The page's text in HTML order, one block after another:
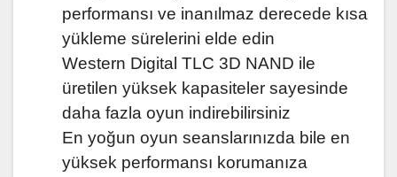
performansı ve inanılmaz derecede kısa
yükleme sürelerini elde edin
Western Digital TLC 3D NAND ile
üretilen yüksek kapasiteler sayesinde
daha fazla oyun indirebilirsiniz
En yoğun oyun seanslarınızda bile en
yüksek performansı korumanıza